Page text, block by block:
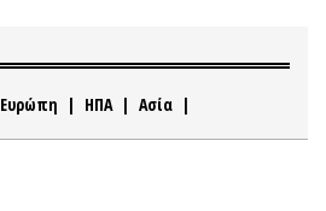
Ευρώπη | ΗΠΑ| Ασία |